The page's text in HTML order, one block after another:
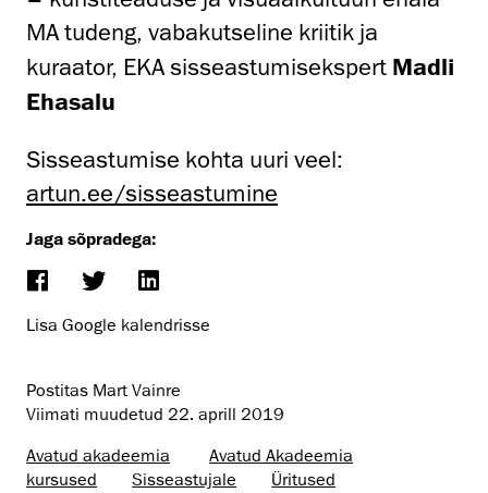
MA tudeng, vabakutseline kriitik ja
kuraator, EKA sisseastumisekspert Madli
Ehasalu
Sisseastumise kohta uuri veel:
artun.ee/sisseastumine
Jaga sõpradega:
Lisa Google kalendrisse
Postitas Mart Vainre
Viimati muudetud 22. aprill 2019
Avatud akadeemia
Avatud Akadeemia
kursused
Sisseastujale Üritused